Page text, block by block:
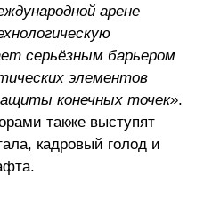
арене
серьёзным барьером
элементов
конечных точек».
также выступят
кадровый голод и